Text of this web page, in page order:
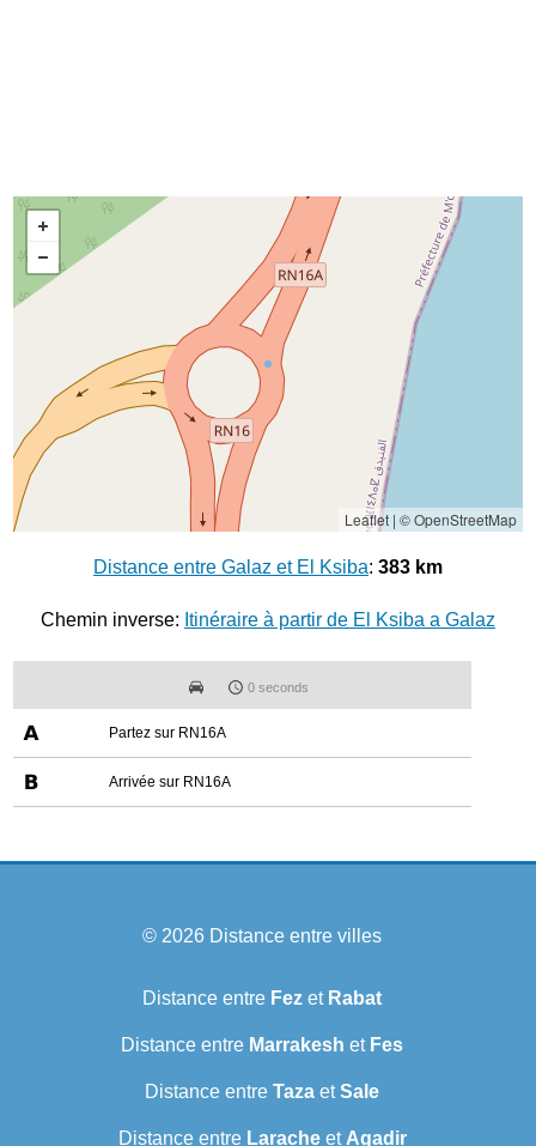
Leaflet| © OpenStreetMap
Distance entre Galaz et El Ksiba: 383 km
Chemin inverse: Itinéraire à partir de El Ksiba a Galaz
0 seconds
Partez sur RN16A
Arrivée sur RN16A
© 2026 Distance entre villes
Distance entre Fez et Rabat
Distance entre Marrakesh et Fes
Distance entre Taza etSale
Distance entre Laracheet Agadir